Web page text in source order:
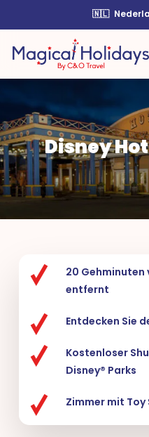
main
content
🇳🇱
Disney
20 Gehminuten
entfernt
Entdecken Sie
Kostenloser
Disney® Parks
Zimmer mit